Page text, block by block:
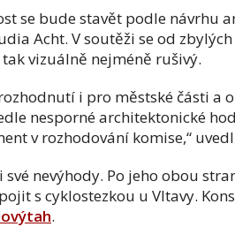
se bude stavět podle návrhu
Acht. V soutěži se od
tak vizuálně nejméně rušivý.
i pro městské části a
nesporné architektonické
v rozhodování komise,“
své nevýhody. Po jeho obou
s cyklostezkou u Vltavy.
.